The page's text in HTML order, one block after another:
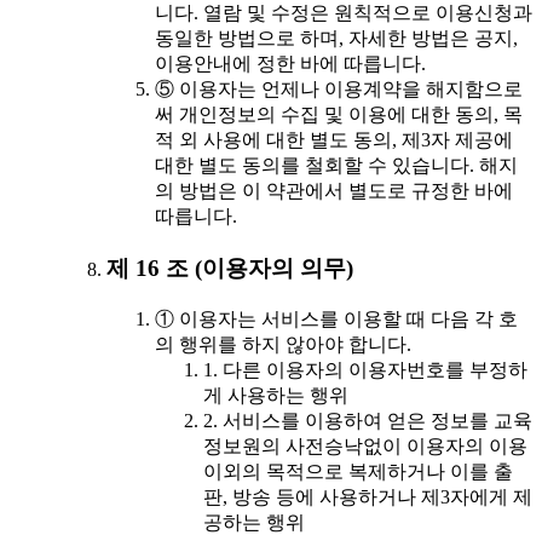
니다. 열람 및 수정은 원칙적으로 이용신청과
동일한 방법으로 하며, 자세한 방법은 공지,
이용안내에 정한 바에 따릅니다.
⑤ 이용자는 언제나 이용계약을 해지함으로
써 개인정보의 수집 및 이용에 대한 동의, 목
적 외 사용에 대한 별도 동의, 제3자 제공에
대한 별도 동의를 철회할 수 있습니다. 해지
의 방법은 이 약관에서 별도로 규정한 바에
따릅니다.
제 16 조 (이용자의 의무)
① 이용자는 서비스를 이용할 때 다음 각 호
의 행위를 하지 않아야 합니다.
1. 다른 이용자의 이용자번호를 부정하
게 사용하는 행위
2. 서비스를 이용하여 얻은 정보를 교육
정보원의 사전승낙없이 이용자의 이용
이외의 목적으로 복제하거나 이를 출
판, 방송 등에 사용하거나 제3자에게 제
공하는 행위